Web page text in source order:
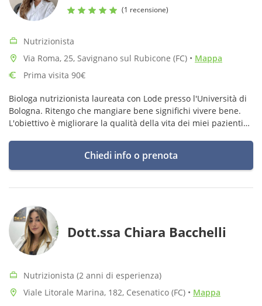
(1 recensione)
Nutrizionista
Via Roma, 25, Savignano sul Rubicone (FC) • Mappa
Prima visita 90€
Biologa nutrizionista laureata con Lode presso l'Università di
Bologna. Ritengo che mangiare bene significhi vivere bene.
L'obiettivo è migliorare la qualità della vita dei miei pazienti
Chiedi info o prenota
Dott.ssa Chiara Bacchelli
Nutrizionista (2 anni di esperienza)
Viale Litorale Marina, 182, Cesenatico (FC) • Mappa